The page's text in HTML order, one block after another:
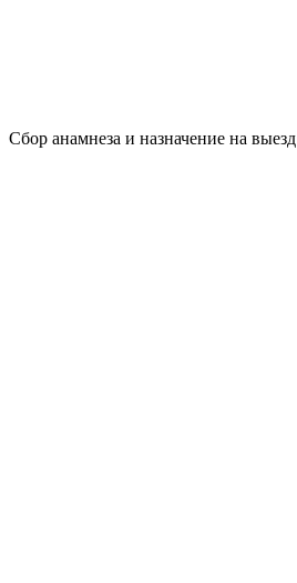
Сбор анамнеза и назначение на выезд